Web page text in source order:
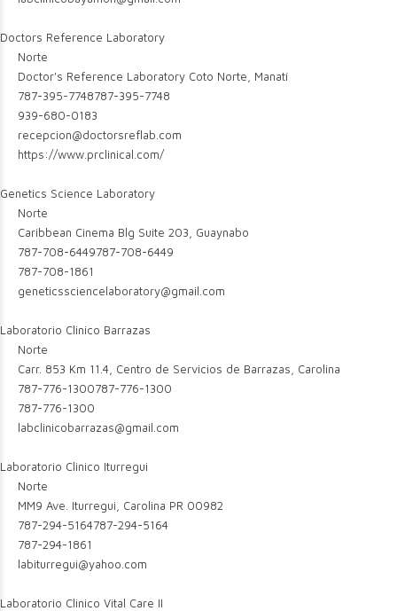
Doctors Reference Laboratory
Norte
Doctor's Reference Laboratory Coto Norte, Manatí
787-395-7748787-395-7748
939-680-0183
recepcion@doctorsreflab.com
https://www.prclinical.com/
Genetics Science Laboratory
Norte
Caribbean Cinema Blg Suite 203, Guaynabo
787-708-6449787-708-6449
787-708-1861
geneticssciencelaboratory@gmail.com
Laboratorio Clinico Barrazas
Norte
Carr. 853 Km 11.4, Centro de Servicios de Barrazas, Carolina
787-776-1300787-776-1300
787-776-1300
labclinicobarrazas@gmail.com
Laboratorio Clinico Iturregui
Norte
MM9 Ave. Iturregui, Carolina PR 00982
787-294-5164787-294-5164
787-294-1861
labiturregui@yahoo.com
Laboratorio Clinico Vital Care II